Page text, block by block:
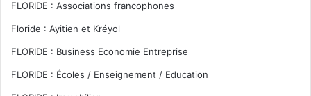
FLORIDE : Associations francophones
Floride : Ayitien et Kréyol
FLORIDE : Business Economie Entreprise
FLORIDE : Écoles / Enseignement / Education